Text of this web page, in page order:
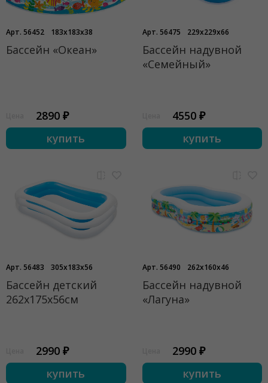
Арт. 56452 183x183x38
Бассейн «Океан»
2890 ₽
купить
Арт. 56475 229x229x66
Бассейн надувной
«Семейный»
4550 ₽
купить
Арт. 56483 305x183x56
Бассейн детский
262х175х56см
2990 ₽
купить
Арт. 56490 262x160x46
Бассейн надувной
«Лагуна»
2990 ₽
купить